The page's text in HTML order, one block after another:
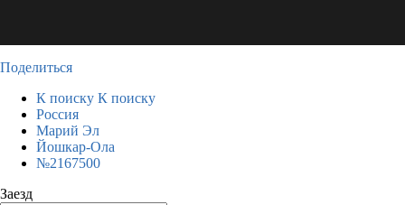
Поделиться
К поиску К поиску
Россия
Марий Эл
Йошкар-Ола
№2167500
Заезд